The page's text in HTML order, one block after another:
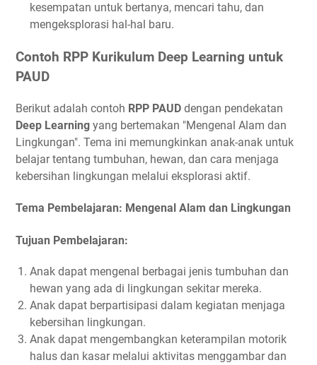
kesempatan untuk bertanya, mencari tahu, dan
mengeksplorasi hal-hal baru.
Contoh RPP Kurikulum Deep Learning untuk
PAUD
Berikut adalah contoh RPP PAUD dengan pendekatan
Deep Learning yang bertemakan "Mengenal Alam dan
Lingkungan". Tema ini memungkinkan anak-anak untuk
belajar tentang tumbuhan, hewan, dan cara menjaga
kebersihan lingkungan melalui eksplorasi aktif.
Tema Pembelajaran: Mengenal Alam dan Lingkungan
Tujuan Pembelajaran:
Anak dapat mengenal berbagai jenis tumbuhan dan
hewan yang ada di lingkungan sekitar mereka.
Anak dapat berpartisipasi dalam kegiatan menjaga
kebersihan lingkungan.
Anak dapat mengembangkan keterampilan motorik
halus dan kasar melalui aktivitas menggambar dan